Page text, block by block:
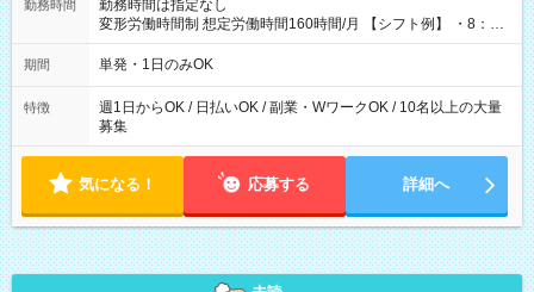
勤務時間
勤務時間は指定なし
変形労働時間制 想定労働時間160時間/月 【シフト例】 ・8：00
～21：00
期間 単発・1日のみOK
特徴
週1日からOK / 日払いOK / 副業・WワークOK / 10名以上の大量
募集
気になる！ 応募する 詳細へ